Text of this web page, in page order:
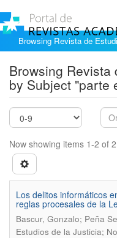
Browsing Revista de
Browsing
by Subject "parte
Now showing items 1-2 of 2
Los delitos informáticos
reglas procesales de la
Bascur, Gonzalo; Peña
Estudios de la Justicia;